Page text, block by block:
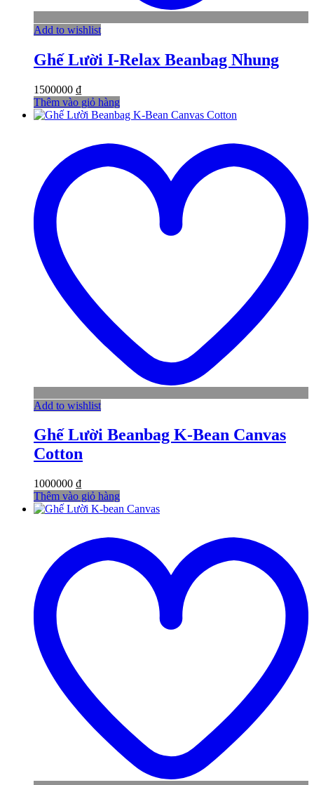
Add to wishlist
Ghế Lười I-Relax Beanbag Nhung
1500000 ₫
Thêm vào giỏ hàng
Add to wishlist
Ghế Lười Beanbag K-Bean Canvas
Cotton
1000000 ₫
Thêm vào giỏ hàng